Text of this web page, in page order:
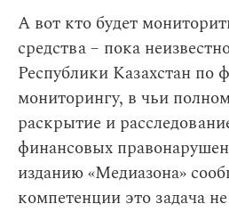
А вот кто будет
средства – пока
Республики Казахстан по
мониторингу, в чьи
раскрытие и
финансовых
изданию «Медиазона»
компетенции это задача